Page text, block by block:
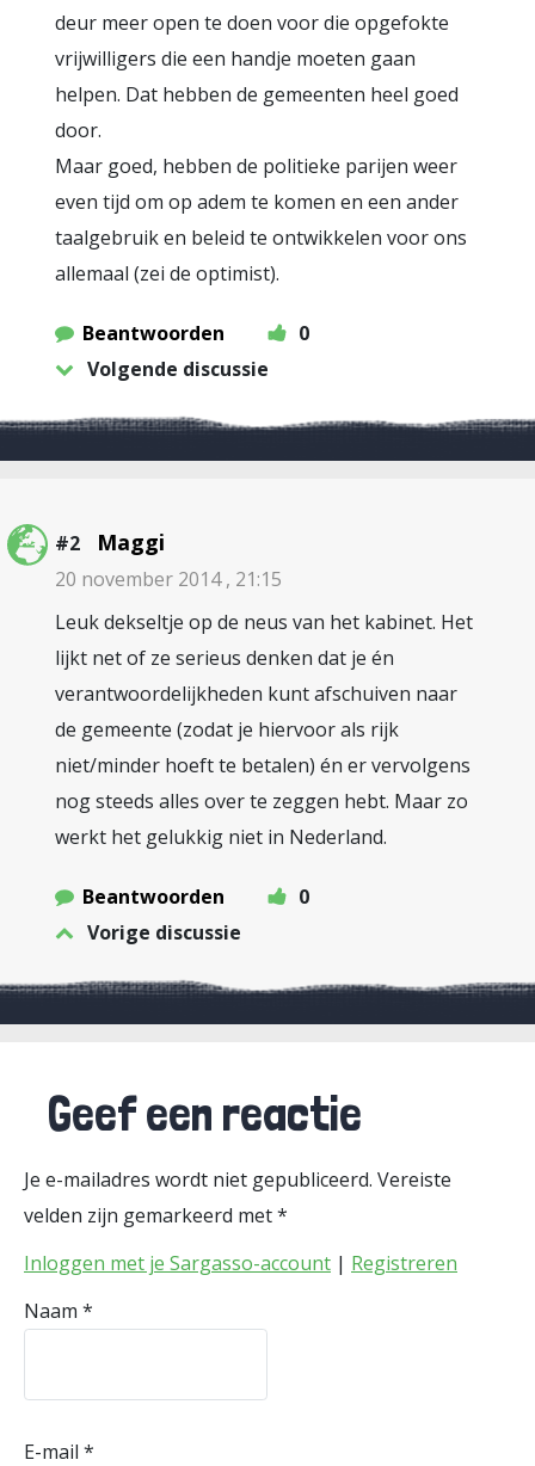
deur meer open te doen voor die opgefokte
vrijwilligers die een handje moeten gaan
helpen. Dat hebben de gemeenten heel goed
door.
Maar goed, hebben de politieke parijen weer
even tijd om op adem te komen en een ander
taalgebruik en beleid te ontwikkelen voor ons
allemaal (zei de optimist).
Beantwoorden
0
Volgende discussie
#2 Maggi
20 november 2014 , 21:15
Leuk dekseltje op de neus van het kabinet. Het
lijkt net of ze serieus denken dat je én
verantwoordelijkheden kunt afschuiven naar
de gemeente (zodat je hiervoor als rijk
niet/minder hoeft te betalen) én er vervolgens
nog steeds alles over te zeggen hebt. Maar zo
werkt het gelukkig niet in Nederland.
Beantwoorden
0
Vorige discussie
Geef een reactie
Je e-mailadres wordt niet gepubliceerd. Vereiste
velden zijn gemarkeerd met*
Inloggen met je Sargasso-account | Registreren
Naam *
E-mail *